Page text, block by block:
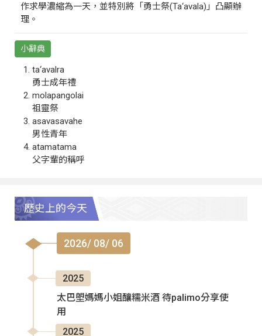
作求學濃縮為一天，並特別將「勇士祭(Ta‘avala)」凸顯辦
理。
小辭典
ta‘avalra
勇士成年禮
molapangolai
祖靈祭
asavasavahe
男性青年
atamatama
父字輩的稱呼
歷史上的今天
2026/ 08/ 06
2025
太巴塱媽媽小姐釀糯米酒 待palimo分享使
用
2025